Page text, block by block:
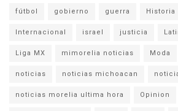
fútbol gobierno guerra Historia
Internacional israel justicia
Liga MX mimorelia noticias Moda
noticias noticias michoacan
noticias morelia ultima hora Opinion